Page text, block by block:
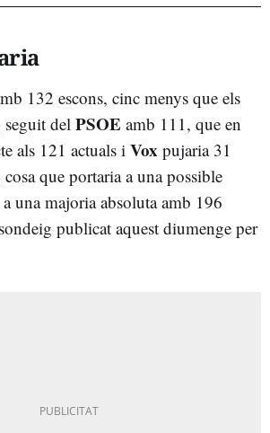
132 escons, cinc menys que els
seguit del PSOE amb 111, que en
als 121 actuals i Vox pujaria 31
que portaria a una possible
una majoria absoluta amb 196
publicat aquest diumenge per